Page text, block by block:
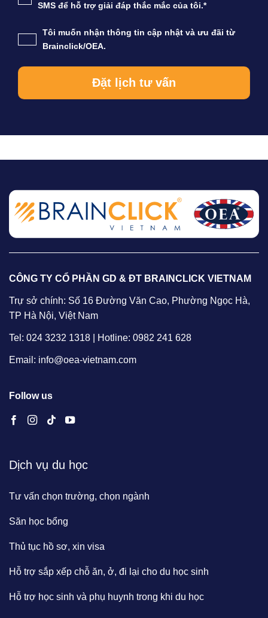
SMS để hỗ trợ giải đáp thắc mắc của tôi.*
Tôi muốn nhận thông tin cập nhật và ưu đãi từ
Brainclick/OEA.
CÔNG TY CỔ PHẦN GD & ĐT BRAINCLICK VIETNAM
Trự sở chính: Số 16 Đường Văn Cao, Phường Ngọc Hà,
TP Hà Nội, Việt Nam
Tel: 024 3232 1318 | Hotline: 0982 241 628
Email: info@oea-vietnam.com
Follow us
Dịch vụ du học
Tư vấn chọn trường, chọn ngành
Săn học bổng
Thủ tục hồ sơ, xin visa
Hỗ trợ sắp xếp chỗ ăn, ở, đi lại cho du học sinh
Hỗ trợ học sinh và phụ huynh trong khi du học